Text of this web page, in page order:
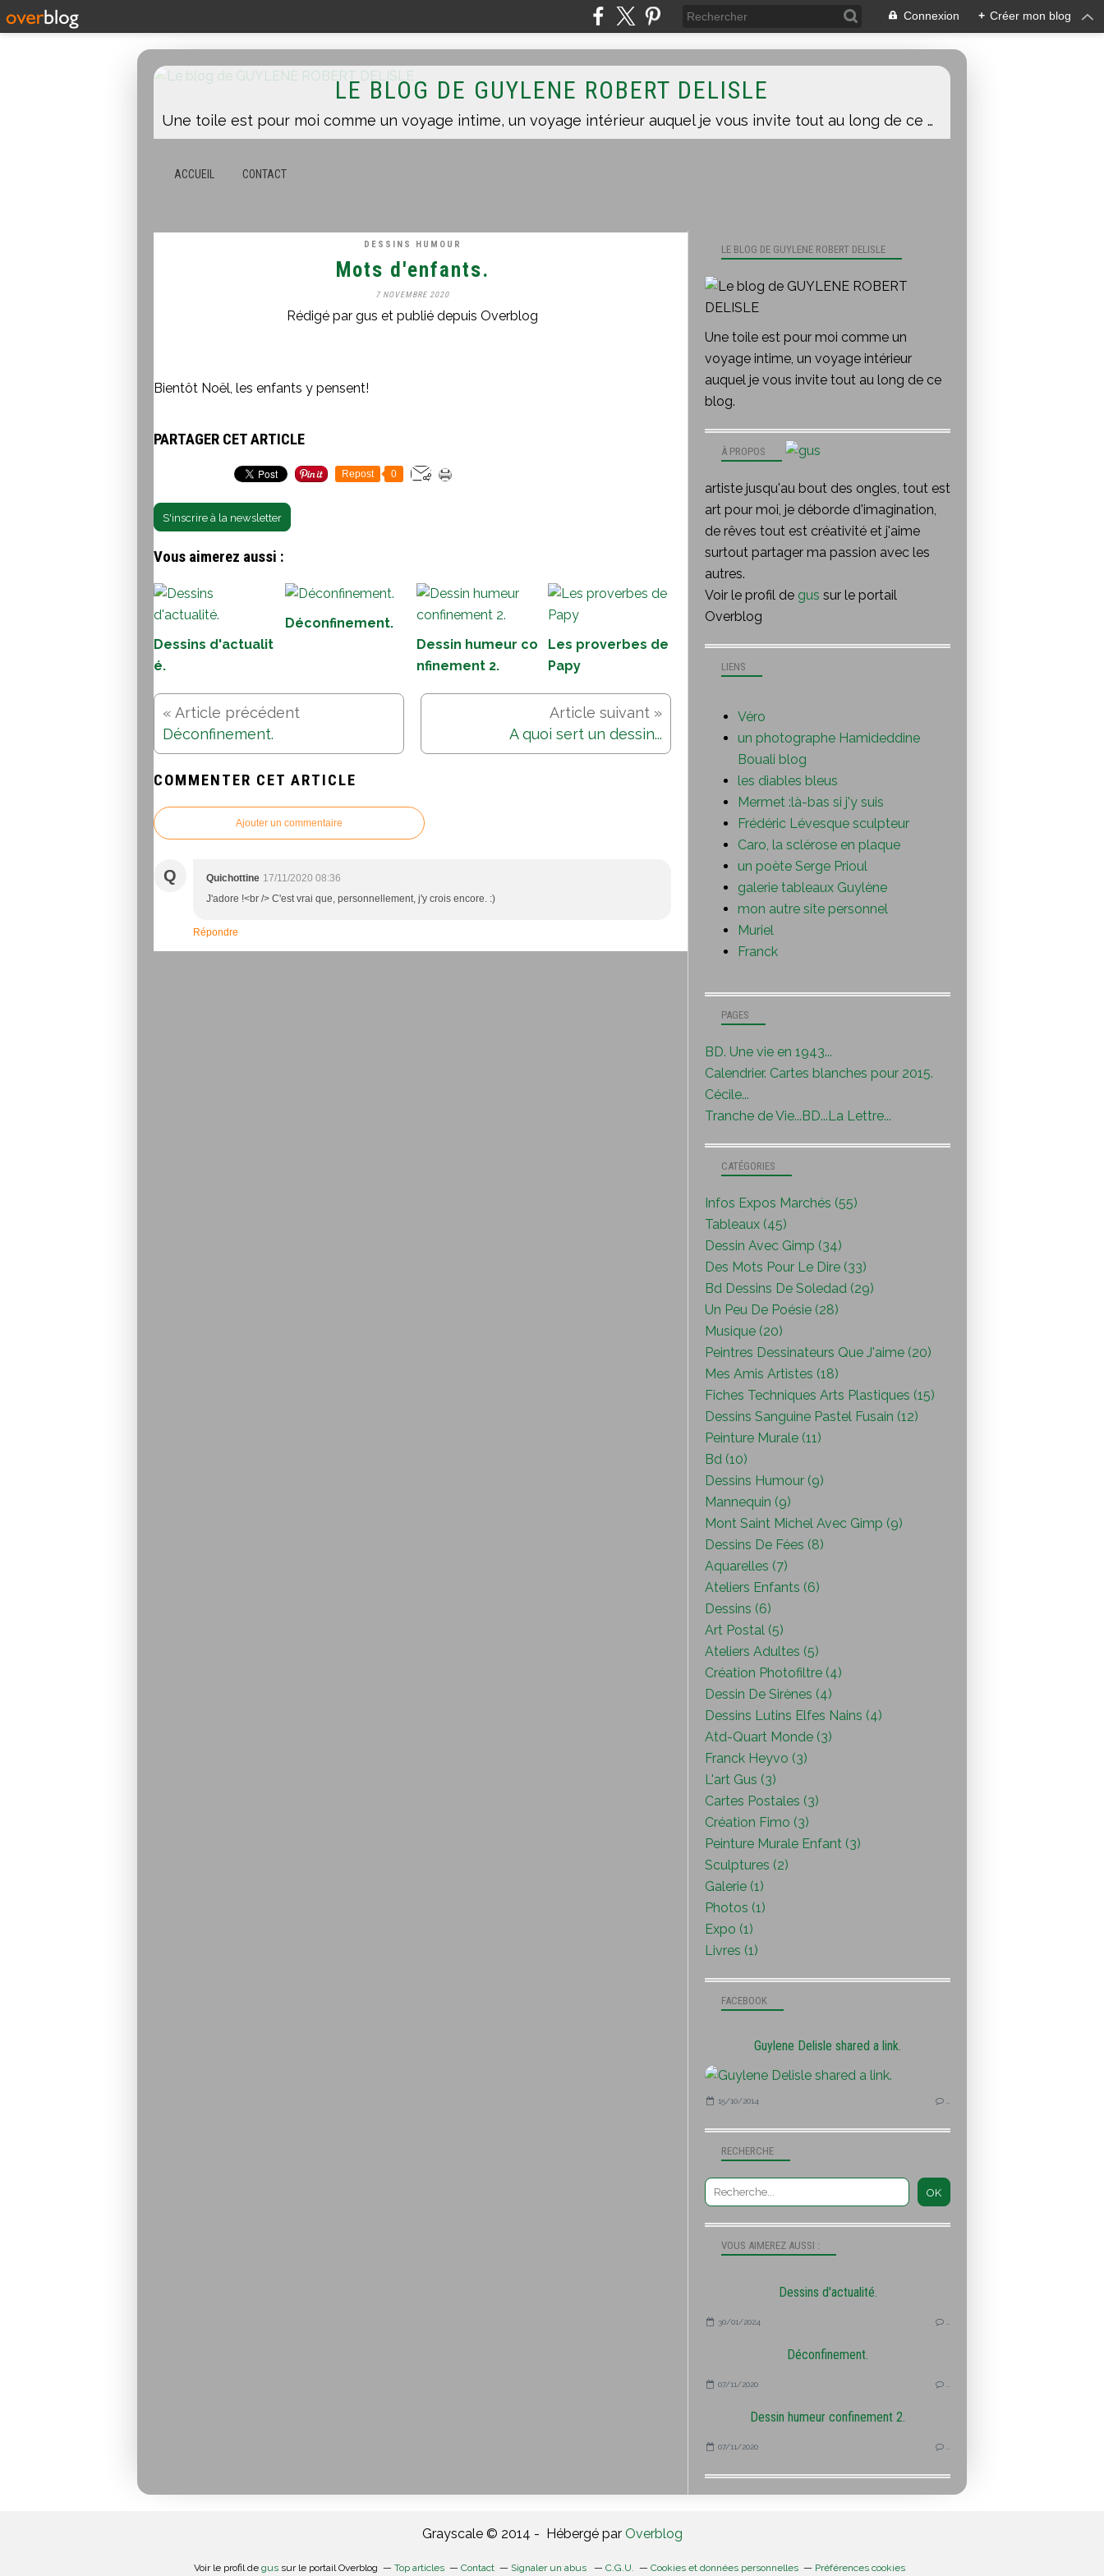
Connexion + Créer mon blog
LE BLOG DE GUYLENE ROBERT DELISLE
Une toile est pour moi comme un voyage intime, un voyage intérieur auquel je vous invite tout au long de ce blog.
ACCUEIL CONTACT
DESSINS HUMOUR
Mots d'enfants.
7 NOVEMBRE 2020
Rédigé par gus et publié depuis Overblog
Bientôt Noël, les enfants y pensent!
PARTAGER CET ARTICLE
Repost 0
S'inscrire à la newsletter
Vous aimerez aussi :
Dessins d'actualit
é.
Déconfinement.
Dessin humeur co
nfinement 2.
Les proverbes de
Papy
Déconfinement. A quoi sert un dessin...
COMMENTER CET ARTICLE
Ajouter un commentaire
Q Quichottine 17/11/2020 08:36
J'adore !<br /> C'est vrai que, personnellement, j'y crois encore. :)
Répondre
RECHERCHE
LE BLOG DE GUYLENE ROBERT DELISLE
Une toile est pour moi comme un
voyage intime, un voyage intérieur
auquel je vous invite tout au long de ce
blog.
À PROPOS
artiste jusqu'au bout des ongles, tout est
art pour moi, je déborde d'imagination,
de rêves tout est créativité et j'aime
surtout partager ma passion avec les
autres.
Voir le profil de gus sur le portail
Overblog
VOUS AIMEREZ AUSSI :
Dessins d'actualité.
30/01/2024
Déconfinement.
07/11/2020
Dessin humeur confinement 2.
07/11/2020
FACEBOOK
Guylene Delisle shared a link.
15/10/2014
PAGES
BD. Une vie en 1943...
Calendrier. Cartes blanches pour 2015.
Cécile...
Tranche de Vie...BD...La Lettre...
CATÉGORIES
Infos Expos Marchés (55)
Tableaux (45)
Dessin Avec Gimp (34)
Des Mots Pour Le Dire (33)
Bd Dessins De Soledad (29)
Un Peu De Poésie (28)
Musique (20)
Peintres Dessinateurs Que J'aime (20)
Mes Amis Artistes (18)
Fiches Techniques Arts Plastiques (15)
Dessins Sanguine Pastel Fusain (12)
Peinture Murale (11)
Bd (10)
Dessins Humour (9)
Mannequin (9)
Mont Saint Michel Avec Gimp (9)
Dessins De Fées (8)
Aquarelles (7)
Ateliers Enfants (6)
Dessins (6)
Art Postal (5)
Ateliers Adultes (5)
Création Photofiltre (4)
Dessin De Sirènes (4)
Dessins Lutins Elfes Nains (4)
Atd-Quart Monde (3)
Franck Heyvo (3)
L'art Gus (3)
Cartes Postales (3)
Création Fimo (3)
Peinture Murale Enfant (3)
Sculptures (2)
Galerie (1)
Photos (1)
Expo (1)
Livres (1)
LIENS
Véro
un photographe Hamideddine
Bouali blog
les diables bleus
Mermet :là-bas si j'y suis
Frédéric Lévesque sculpteur
Caro, la sclérose en plaque
un poète Serge Prioul
galerie tableaux Guylène
mon autre site personnel
Muriel
Franck
Grayscale © 2014 - Hébergé par Overblog
Voir le profil de gus sur le portail Overblog Top articles Contact Signaler un abus C.G.U. Cookies et données personnelles Préférences cookies